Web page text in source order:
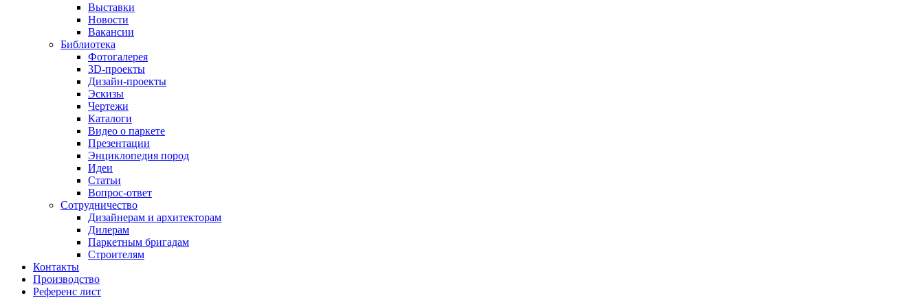
Выставки
Новости
Вакансии
Библиотека
Фотогалерея
3D-проекты
Дизайн-проекты
Эскизы
Чертежи
Каталоги
Видео о паркете
Презентации
Энциклопедия пород
Идеи
Статьи
Вопрос-ответ
Сотрудничество
Дизайнерам и архитекторам
Дилерам
Паркетным бригадам
Строителям
Контакты
Производство
Референс лист